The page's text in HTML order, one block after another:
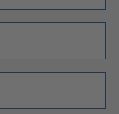
IHRES
zunehmend